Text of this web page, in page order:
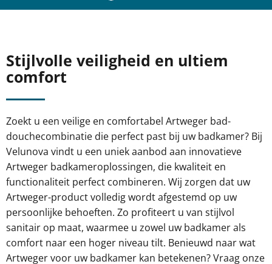
Stijlvolle veiligheid en ultiem
comfort
Zoekt u een veilige en comfortabel Artweger bad-
douchecombinatie die perfect past bij uw badkamer? Bij
Velunova vindt u een uniek aanbod aan innovatieve
Artweger badkameroplossingen, die kwaliteit en
functionaliteit perfect combineren. Wij zorgen dat uw
Artweger-product volledig wordt afgestemd op uw
persoonlijke behoeften. Zo profiteert u van stijlvol
sanitair op maat, waarmee u zowel uw badkamer als
comfort naar een hoger niveau tilt. Benieuwd naar wat
Artweger voor uw badkamer kan betekenen? Vraag onze